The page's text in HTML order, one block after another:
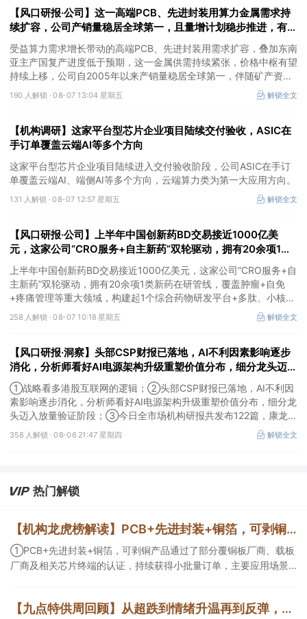
【风口研报·公司】这一高端PCB、先进封装用算力金属需求持
续扩容，公司产销量稳居全球第一，且量增计划稳步推进，有望
充分受益价格上行
受益算力需求增长带动的高端PCB、先进封装用需求扩容，叠加东南
亚主产国复产进度低于预期，这一金属供需持续紧张，价格中枢有望
持续上移，公司自2005年以来产销量稳居全球第一，伴随矿产资源
产量增长与冶炼产能整合并举，公司市占率有望进一步提升，同时有
望充分受益金属价格上行。
190 人解锁 ·08-07 13:04 星期五 解锁全文
【机构调研】这家平台型芯片企业项目陆续交付验收，ASIC在
手订单覆盖云端AI等多个方向
这家平台型芯片企业项目陆续进入交付验收阶段，公司ASIC在手订
单覆盖云端AI、端侧AI等多个方向，云端算力类为第一大应用方向。
131 人解锁 ·08-07 12:57 星期五 解锁全文
【风口研报·公司】上半年中国创新药BD交易接近1000亿美
元，这家公司“CRO服务+自主新药”双轮驱动，拥有20余项1类
新药在研管线，覆盖肿瘤+自免+疼痛管理等重大领域
上半年中国创新药BD交易接近1000亿美元，这家公司“CRO服务+自
主新药”双轮驱动，拥有20余项1类新药在研管线，覆盖肿瘤+自免
+疼痛管理等重大领域，构建起1个综合药物研发平台+多肽、小核
酸、CGT、小分子4个创新技术平台，创新转型成果正逐步兑现。
258 人解锁 ·08-07 10:18 星期五 解锁全文
【风口研报·洞察】头部CSP财报已落地，AI不利因素影响逐步
消化，分析师看好AI电源架构升级重塑价值分布，细分龙头迈入
放量验证阶段；战略看多港股互联网的逻辑
①战略看多港股互联网的逻辑；②头部CSP财报已落地，AI不利因
素影响逐步消化，分析师看好AI电源架构升级重塑价值分布，细分龙
头迈入放量验证阶段；③今日全市场机构研报共发布122篇，康龙化
成、江淮汽车评级得到上调，9家公司获得首度覆盖，其中乔锋智能
获新财富分析师深度覆盖；④在个股机构关注度排行中，华峰化学
358 人解锁 ·08-06 21:47 星期四 解锁全文
热门解锁
【机构龙虎榜解读】PCB+先进封装+铜箔，可剥铜产品通过了部分覆铜板厂商、载板厂商及相关芯片终端的认证，持续获得小批量订单，主要应用场景包括芯片封装光模块用PCB，机构大额净买入这家公司
①PCB+先进封装+铜箔，可剥铜产品通过了部分覆铜板厂商、载板
厂商及相关芯片终端的认证，持续获得小批量订单，主要应用场景
等方面具有丰富经验，具备承接细胞与基因治疗产品商业化受托生【九点特供周回顾】从超跌到情绪升温再到反弹，栏目梳理AI应用题材逻辑，AI教育人气公司解读后获4连板